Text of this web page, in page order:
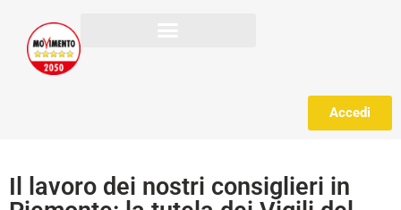
Accedi
Il lavoro dei nostri consiglieri in